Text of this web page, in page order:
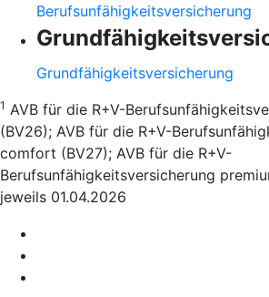
Berufsunfähigkeitsversicherung
Grundfähigkeitsversicherung
1 AVB für die R+V-
(BV26); AVB für die R+V-
comfort (BV27); AVB für die R+V-
Berufsunfähigkeitsversicherung
jeweils 01.04.2026